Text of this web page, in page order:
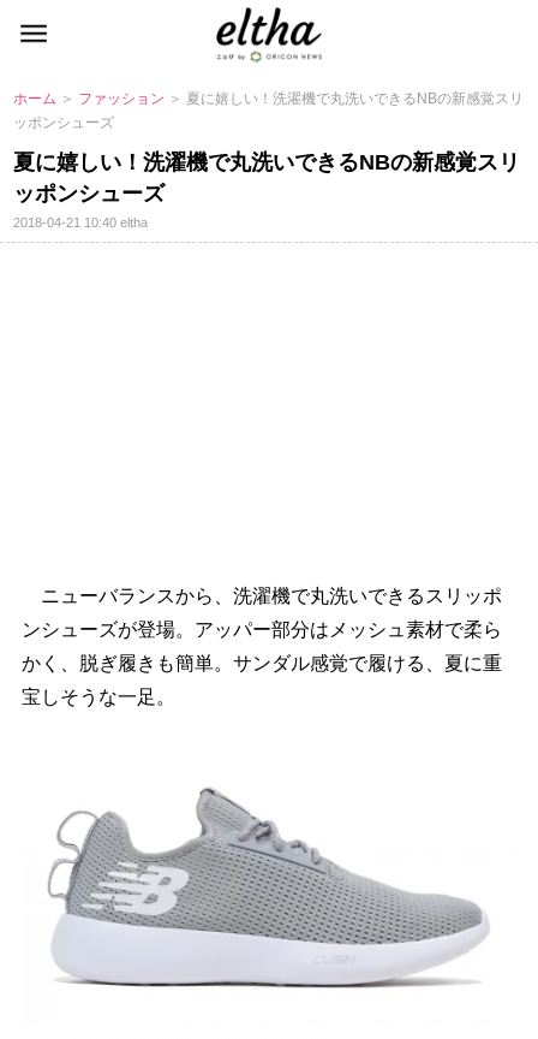
ホーム ＞ ファッション ＞ 夏に嬉しい！洗濯機で丸洗いできるNBの新感覚スリ
ッポンシューズ
夏に嬉しい！洗濯機で丸洗いできるNBの新感覚スリ
ッポンシューズ
2018-04-21 10:40eltha
ニューバランスから、洗濯機で丸洗いできるスリッポ
ンシューズが登場。アッパー部分はメッシュ素材で柔ら
かく、脱ぎ履きも簡単。サンダル感覚で履ける、夏に重
宝しそうな一足。